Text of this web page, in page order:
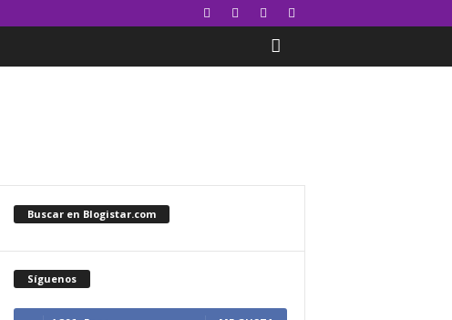
Buscar en Blogistar.com
Síguenos